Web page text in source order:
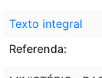
Texto integral
Referenda: